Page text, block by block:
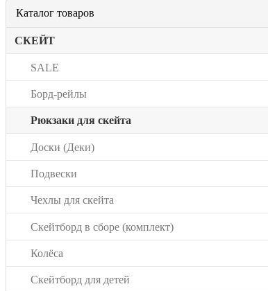
Каталог товаров
СКЕЙТ
SALE
Борд-рейлы
Рюкзаки для скейта
Доски (Деки)
Подвески
Чехлы для скейта
Скейтборд в сборе (комплект)
Колёса
Скейтборд для детей